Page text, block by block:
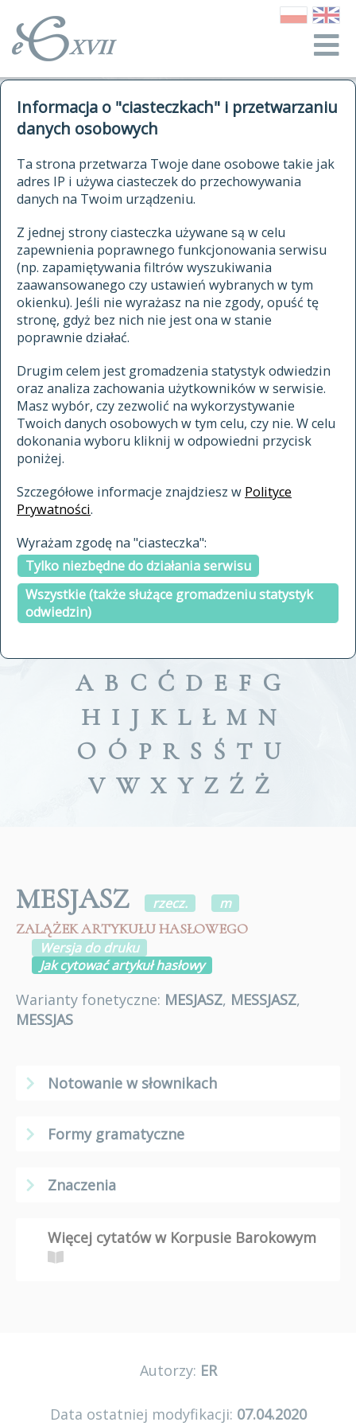
Informacja o "ciasteczkach" i przetwarzaniu
danych osobowych
Ta strona przetwarza Twoje dane osobowe takie jak
adres IP i używa ciasteczek do przechowywania
danych na Twoim urządzeniu.
Z jednej strony ciasteczka używane są w celu
zapewnienia poprawnego funkcjonowania serwisu
(np. zapamiętywania filtrów wyszukiwania
zaawansowanego czy ustawień wybranych w tym
okienku). Jeśli nie wyrażasz na nie zgody, opuść tę
stronę, gdyż bez nich nie jest ona w stanie
poprawnie działać.
Drugim celem jest gromadzenia statystyk odwiedzin
oraz analiza zachowania użytkowników w serwisie.
Masz wybór, czy zezwolić na wykorzystywanie
Twoich danych osobowych w tym celu, czy nie. W celu
dokonania wyboru kliknij w odpowiedni przycisk
poniżej.
Szczegółowe informacje znajdziesz w Polityce
Prywatności.
Wyrażam zgodę na "ciasteczka":
Tylko niezbędne do działania serwisu
Wszystkie (także służące gromadzeniu statystyk
odwiedzin)
autorzy Słownika
historia
publikacje
źródła
autorzy tekstów źródłowych
zasady opracowania
statystyki
najnowsze hasła
ostatnio zmodyfikowane hasła
materiały archiwalne
cytowanie
kontakt
kwerendy
jak cytować Słownik
ELEKTRONICZNY SŁOWNIK
JĘZYKA POLSKIEGO
XVII I XVIII WIEKU
znajdź hasła
zaczynające się od
indeksie
a fronte
a tergo
A B C Ć D E F G
H I J K L Ł M N
O Ó P R S Ś T U
V W X Y Z Ź Ż
MESJASZ rzecz.
m
ZALĄŻEK ARTYKUŁU HASŁOWEGO
Wersja do druku
Jak cytować artykuł hasłowy
Warianty fonetyczne: MESJASZ, MESSJASZ,
MESSJAS
Notowanie w słownikach
Formy gramatyczne
Znaczenia
Więcej cytatów w Korpusie Barokowym
Autorzy: ER
Data ostatniej modyfikacji: 07.04.2020